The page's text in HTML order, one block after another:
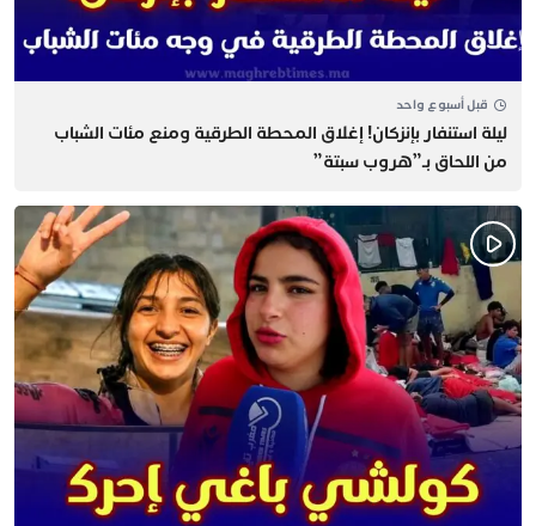
قبل أسبوع واحد
​ليلة استنفار بإنزكان! إغلاق المحطة الطرقية ومنع مئات الشباب
من اللحاق بـ”هروب سبتة”